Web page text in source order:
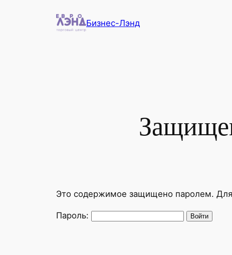
Бизнес-Лэнд
Это содержимое защищено паролем. Для
Пароль: